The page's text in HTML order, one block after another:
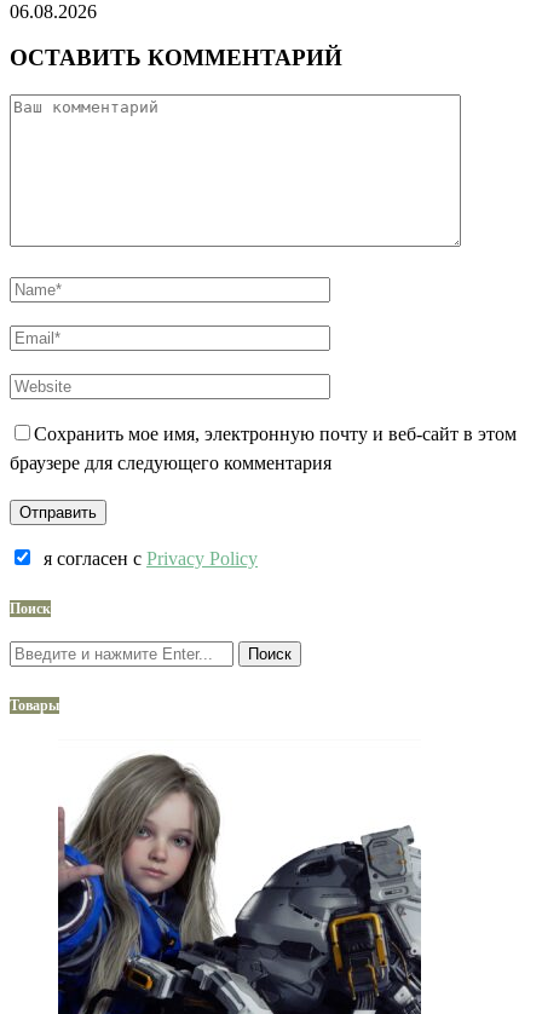
06.08.2026
ОСТАВИТЬ КОММЕНТАРИЙ
Сохранить мое имя, электронную почту и веб-сайт в этом
браузере для следующего комментария
я согласен c Privacy Policy
Поиск
Поиск
Товары